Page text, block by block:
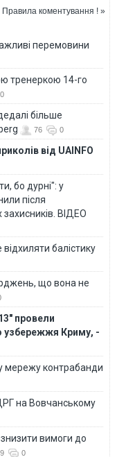
Правила коментування ! »
перемовини
тренеркою 14-го
0
більше
76 0
від UAINFO
бо дурні": у
після
захисників. ВІДЕО
балістику
що вона не
провели
узбережжя Криму, -
мережу контрабанди
на Вовчанському
знизити вимоги до
0